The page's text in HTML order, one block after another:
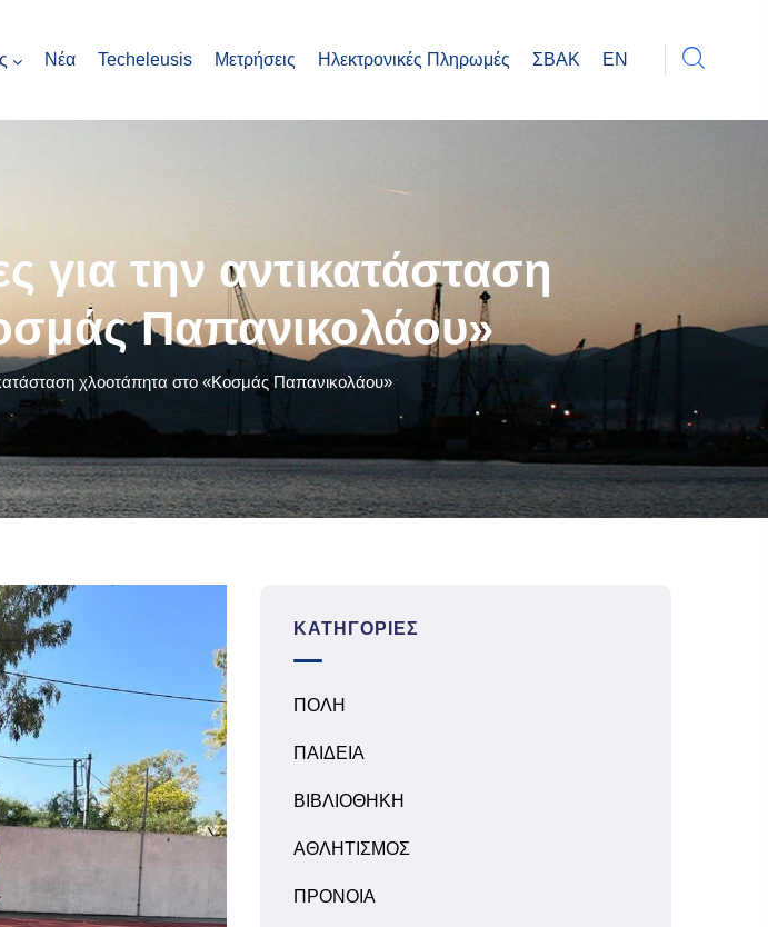
Νέα Techeleusis Μετρήσεις Ηλεκτρονικές Πληρωμές ΣΒΑΚ EN
για την αντικατάσταση
Παπανικολάου»
χλοοτάπητα στο «Κοσμάς Παπανικολάου»
ΚΑΤΗΓΟΡΊΕΣ
ΠΟΛΗ
ΠΑΙΔΕΙΑ
ΒΙΒΛΙΟΘΗΚΗ
ΑΘΛΗΤΙΣΜΟΣ
ΠΡΟΝΟΙΑ